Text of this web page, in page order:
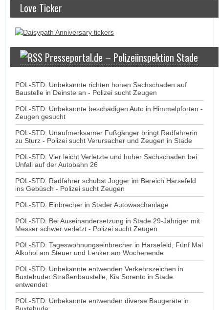
Love Ticker
Presseportal.de – Polizeiinspektion Stade
POL-STD: Unbekannte richten hohen Sachschaden auf
Baustelle in Deinste an - Polizei sucht Zeugen
POL-STD: Unbekannte beschädigen Auto in Himmelpforten -
Zeugen gesucht
POL-STD: Unaufmerksamer Fußgänger bringt Radfahrerin
zu Sturz - Polizei sucht Verursacher und Zeugen in Stade
POL-STD: Vier leicht Verletzte und hoher Sachschaden bei
Unfall auf der Autobahn 26
POL-STD: Radfahrer schubst Jogger im Bereich Harsefeld
ins Gebüsch - Polizei sucht Zeugen
POL-STD: Einbrecher in Stader Autowaschanlage
POL-STD: Bei Auseinandersetzung in Stade 29-Jähriger mit
Messer schwer verletzt - Polizei sucht Zeugen
POL-STD: Tageswohnungseinbrecher in Harsefeld, Fünf Mal
Alkohol am Steuer und Lenker am Wochenende
POL-STD: Unbekannte entwenden Verkehrszeichen in
Buxtehuder Straßenbaustelle, Kia Sorento in Stade
entwendet
POL-STD: Unbekannte entwenden diverse Baugeräte in